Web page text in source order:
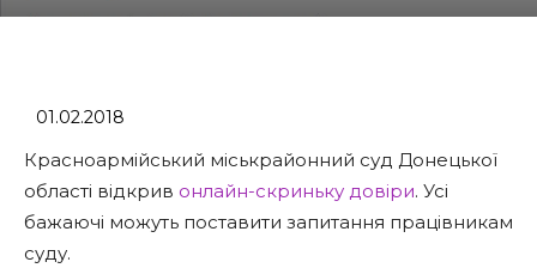
01.02.2018
Красноармійський міськрайонний суд Донецької
області відкрив онлайн-скриньку довіри. Усі
бажаючі можуть поставити запитання працівникам
суду.